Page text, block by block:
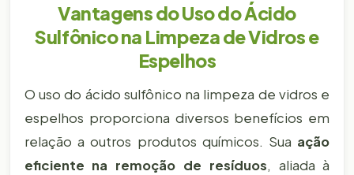
Vantagens do Uso do Ácido
Sulfônico na Limpeza de Vidros e
Espelhos
O uso do ácido sulfônico na limpeza de vidros e
espelhos proporciona diversos benefícios em
relação a outros produtos químicos. Sua ação
eficiente na remoção de resíduos, aliada à